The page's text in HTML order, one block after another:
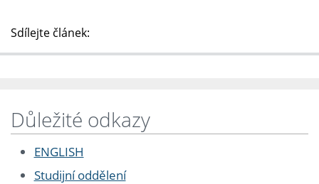
Sdílejte článek:
Důležité odkazy
ENGLISH
Studijní oddělení